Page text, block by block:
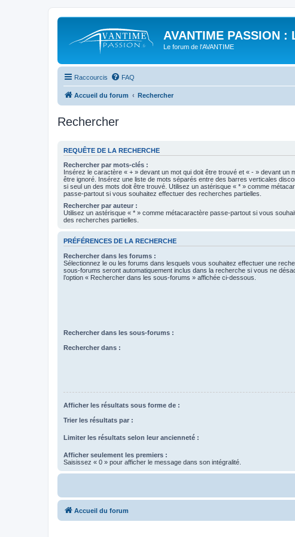
AVANTIME PASSION :
Le forum de l'AVANTIME
Raccourcis FAQ
Accueil du forum Rechercher
Rechercher
REQUÊTE DE LA RECHERCHE
Rechercher par mots-clés :
Insérez le caractère « + » devant un mot qui doit être trouvé et « - » devant un
être ignoré. Insérez une liste de mots séparés entre des barres verticales
si seul un des mots doit être trouvé. Utilisez un astérisque « * » comme
passe-partout si vous souhaitez effectuer des recherches partielles.
Rechercher par auteur :
Utilisez un astérisque « * » comme métacaractère passe-partout si vous
des recherches partielles.
PRÉFÉRENCES DE LA RECHERCHE
Rechercher dans les forums :
Sélectionnez le ou les forums dans lesquels vous souhaitez effectuer une
sous-forums seront automatiquement inclus dans la recherche si vous ne
l’option « Rechercher dans les sous-forums » affichée ci-dessous.
Rechercher dans les sous-forums :
Rechercher dans :
Afficher les résultats sous forme de :
Trier les résultats par :
Limiter les résultats selon leur ancienneté :
Afficher seulement les premiers :
Saisissez « 0 » pour afficher le message dans son intégralité.
Accueil du forum